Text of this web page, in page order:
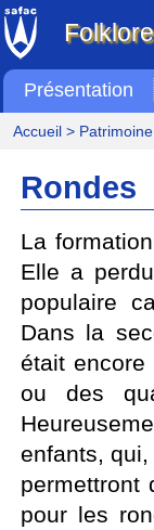
Présentation
Accueil> Patrimoine
Rondes
La
Elle a
populaire
Dans la
était
ou des
enfants,
permettront
pour les